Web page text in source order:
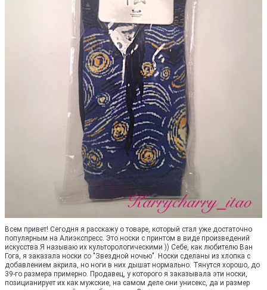
Всем привет! Сегодня я расскажу о товаре, который стал уже достаточно
популярным на Алиэкспресс. Это носки с принтом в виде произведений
искусства.Я называю их культорологическими )) Себе, как любителю Ван
Гога, я заказала носки со "Звездной ночью". Носки сделаны из хлопка с
добавлением акрила, но ноги в них дышат нормально. Тянутся хорошо, до
39-го размера примерно. Продавец, у которого я заказывала эти носки,
позицианирует их как мужские, на самом деле они унисекс, да и размер